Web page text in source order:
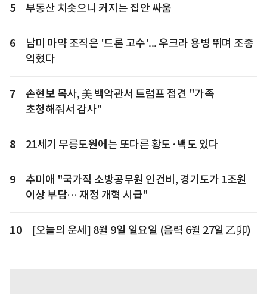
5 부동산 치솟으니 커지는 집안 싸움
6
남미 마약 조직은 '드론 고수'... 우크라 용병 뛰며 조종
익혔다
7
손현보 목사, 美 백악관서 트럼프 접견 "가족
초청해줘서 감사"
8 21세기 무릉도원에는 또다른 황도·백도 있다
9
추미애 "국가직 소방공무원 인건비, 경기도가 1조원
이상 부담… 재정 개혁 시급"
10 [오늘의 운세] 8월 9일 일요일 (음력 6월 27일 乙卯)